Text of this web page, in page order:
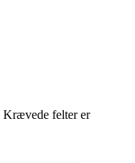
Krævede felter er